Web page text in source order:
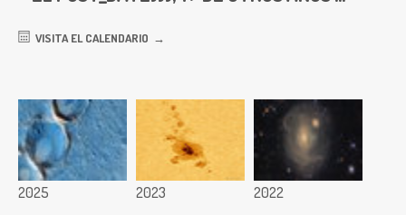
VISITA EL CALENDARIO
2025 2023 2022